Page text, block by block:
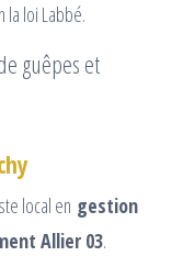
la loi Labbé.
local en gestion
Allier 03.